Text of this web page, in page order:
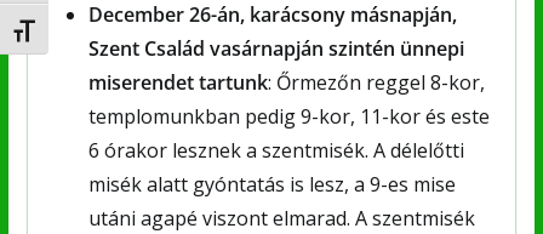
Betűméret váltása
December 26-án, karácsony másnapján,
Szent Család vasárnapján szintén ünnepi
miserendet tartunk: Őrmezőn reggel 8-kor,
templomunkban pedig 9-kor, 11-kor és este
6 órakor lesznek a szentmisék. A délelőtti
misék alatt gyóntatás is lesz, a 9-es mise
utáni agapé viszont elmarad. A szentmisék